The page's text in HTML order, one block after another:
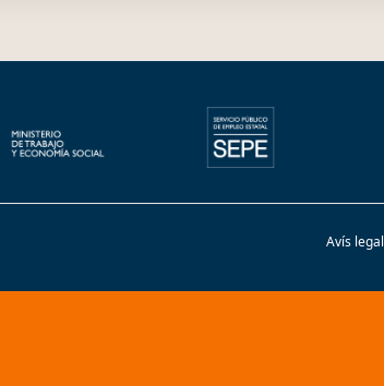
Avís legal